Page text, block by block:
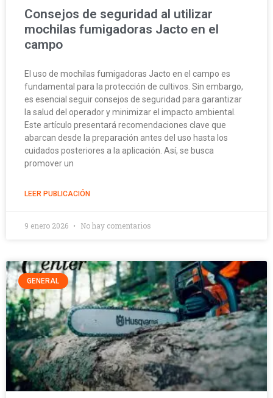
Consejos de seguridad al utilizar
mochilas fumigadoras Jacto en el
campo
El uso de mochilas fumigadoras Jacto en el campo es
fundamental para la protección de cultivos. Sin embargo,
es esencial seguir consejos de seguridad para garantizar
la salud del operador y minimizar el impacto ambiental.
Este artículo presentará recomendaciones clave que
abarcan desde la preparación antes del uso hasta los
cuidados posteriores a la aplicación. Así, se busca
promover un
LEER PUBLICACIÓN
9 enero 2026 No hay comentarios
GENERAL